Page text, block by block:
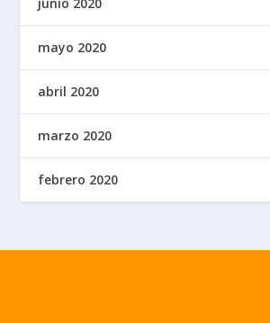
mayo 2020
abril 2020
marzo 2020
febrero 2020